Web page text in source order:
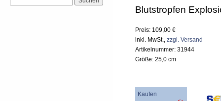
Blutstropfen
Preis: 109,00 €
inkl. MwSt., zzgl. Versand
Artikelnummer: 31944
Größe: 25,0 cm
Kaufen